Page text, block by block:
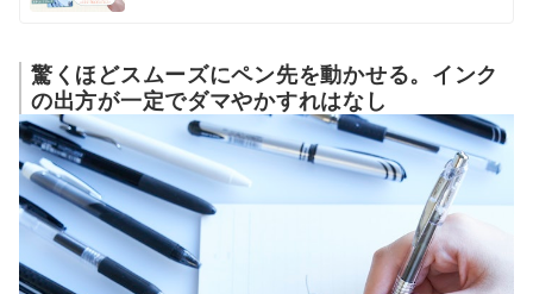
驚くほどスムーズにペン先を動かせる。インク
の出方が一定でダマやかすれはなし